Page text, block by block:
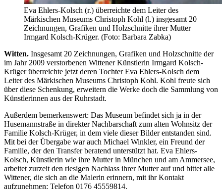
Eva Ehlers-Kolsch (r.) überreichte dem Leiter des
Märkischen Museums Christoph Kohl (l.) insgesamt 20
Zeichnungen, Grafiken und Holzschnitte ihrer Mutter
Irmgard Kolsch-Krüger. (Foto: Barbara Zabka)
Witten. Insgesamt 20 Zeichnungen, Grafiken und Holzschnitte der
im Jahr 2009 ver­storbenen Wittener Künstlerin Irmgard Kolsch-
Krüger überreichte jetzt deren Tochter Eva Ehlers-Kolsch dem
Leiter des Märkischen Museums Christoph Kohl. Kohl freute sich
über diese Schenkung, erweitern die Werke doch die Sammlung von
Künstlerinnen aus der Ruhrstadt.
Außerdem bemerkenswert: Das Museum befindet sich ja in der
Husemannstraße in direkter Nachbarschaft zum alten Wohnsitz der
Familie Kolsch-Krüger, in dem viele dieser Bilder entstanden sind.
Mit bei der Übergabe war auch Mi­chael Winkler, ein Freund der
Familie, der den Transfer beratend unter­stützt hat. Eva Ehlers-
Kolsch, Künstlerin wie ihre Mutter in München und am Ammersee,
arbeitet zurzeit den riesigen Nachlass ihrer Mutter auf und bittet alle
Wittener, die sich an die Malerin erinnern, mit ihr Kontakt
aufzunehmen: Telefon 0176 45559814.